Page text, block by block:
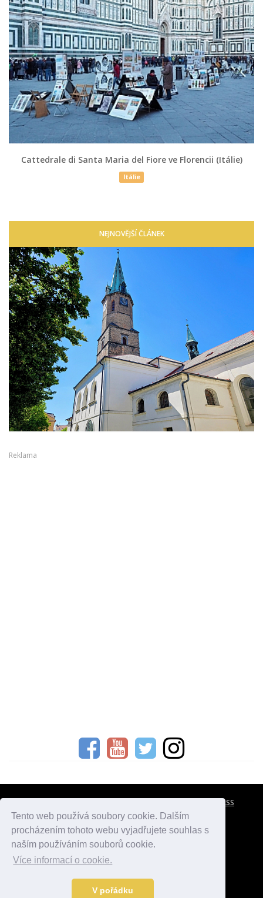
Tento web používá soubory cookie. Dalším
procházením tohoto webu vyjadřujete souhlas s
naším používáním souborů cookie.
Více informací o cookie.
V pořádku
Cattedrale di Santa Maria del Fiore ve Florencii (Itálie)
Itálie
NEJNOVĚJŠÍ ČLÁNEK
Reklama
RSS
atlaspamatek.info
Data o počasí jsou přebírána z
Kontakt:mail@desperado.cz